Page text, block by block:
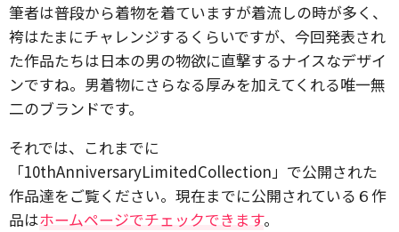
筆者は普段から着物を着ていますが着流しの時が多く、
袴はたまにチャレンジするくらいですが、今回発表され
た作品たちは日本の男の物欲に直撃するナイスなデザイ
ンですね。男着物にさらなる厚みを加えてくれる唯一無
二のブランドです。
それでは、これまでに
「10thAnniversaryLimitedCollection」で公開された
作品達をご覧ください。現在までに公開されている６作
品はホームページでチェックできます。